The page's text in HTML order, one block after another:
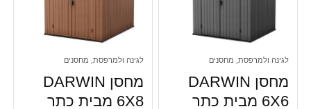
לגינה ולמרפסת, מחסנים
מחסן DARWIN
6X6 מבית כתר
לגינה ולמרפסת, מחסנים
מחסן DARWIN
6X8 מבית כתר